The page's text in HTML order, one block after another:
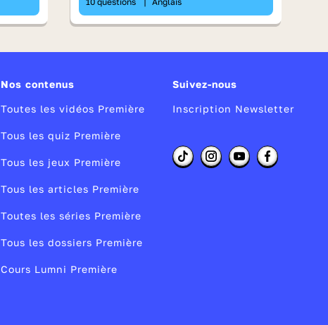
Nos contenus
Toutes les vidéos Première
Tous les quiz Première
Tous les jeux Première
Tous les articles Première
Toutes les séries Première
Tous les dossiers Première
Cours Lumni Première
Suivez-nous
Inscription Newsletter